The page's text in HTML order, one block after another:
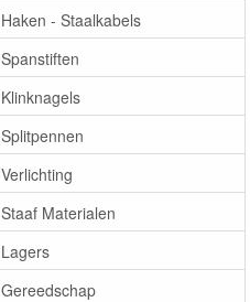
Haken - Staalkabels
Spanstiften
Klinknagels
Splitpennen
Verlichting
Staaf Materialen
Lagers
Gereedschap